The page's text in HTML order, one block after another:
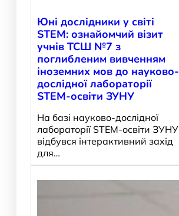
Юні дослідники у світі
STEM: ознайомчий візит
учнів ТСШ №7 з
поглибленим вивченням
іноземних мов до науково-
дослідної лабораторії
STEM-освіти ЗУНУ
На базі науково-дослідної
лабораторії STEM-освіти ЗУНУ
відбувся інтерактивний захід
для…